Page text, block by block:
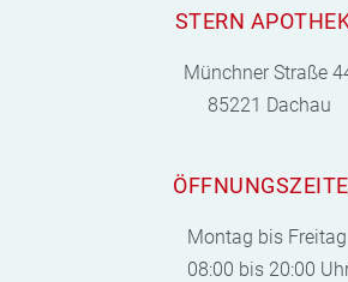
STERN
Münchner Straße
85221 Dachau
Montag bis Freitag
08:00 bis 20:00